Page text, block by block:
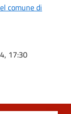
comune di
17:30